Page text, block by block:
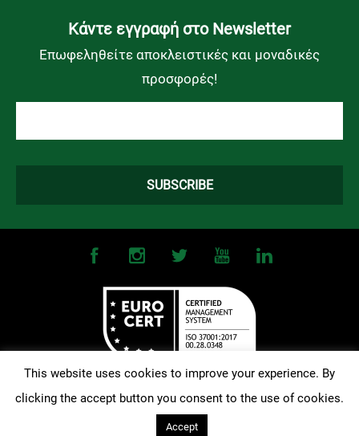
Kάντε εγγραφή στο Newsletter
Επωφεληθείτε αποκλειστικές και μοναδικές
προσφορές!
©2026OMONOIA FC. All Rights Reserved | Terms and Conditions|
| Designed and Developed by
This website uses cookies to improve your experience. By
clicking the accept button you consent to the use of cookies.
Accept